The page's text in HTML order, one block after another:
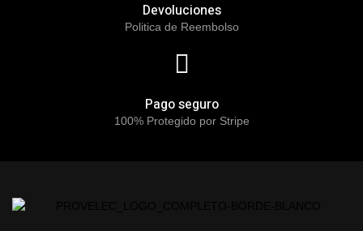
Devoluciones
Politica de Reembolso
Pago seguro
100% Protegido por Stripe